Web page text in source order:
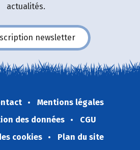
actualités.
newsletter
Mentions légales
des données
CGU
cookies
Plan du site